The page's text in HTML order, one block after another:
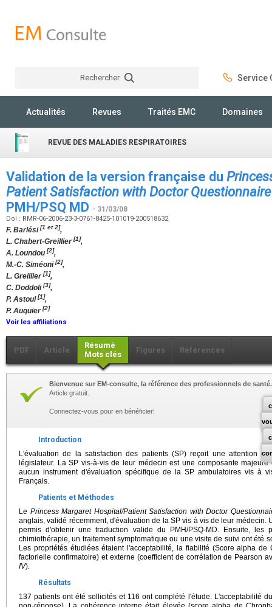
Rechercher Service
Actualités Revues Traités EMC Domaines
REVUE DES MALADIES RESPIRATOIRES
Validation de la version française du
Patient Satisfaction with Doctor Questionnaire
PMH/PSQ MD - 31/03/08
Doi : RMR-06-2006-23-3-0761-8425-101019-200518632
F. Barlési[1 et 2],
L. Chabert-Greillier[1],
A. Loundou [2],
M.-C. Siméoni[2],
L. Greillier[1],
C. Doddoli[3],
P. Astoul[1],
P. Auquier[2]
Voir les affiliations
PDF Article
Résumé
Mots clés
Figures Références
Bienvenue sur EM-consulte, la référence des professionnels de santé.
Article gratuit.
Connectez-vous pour en bénéficier!
Introduction
L'évaluation de la satisfaction des patients (SP) reçoit une attention
législateur. La SP vis-à-vis de leur médecin est une composante
aucun instrument d'évaluation spécifique de la SP ambulatoires vis à
Français.
Patients et Méthodes
Le Princess Margaret Hospital/Patient Satisfaction with Doctor
anglais, validé récemment, d'évaluation de la SP vis à vis de leur médecin.
permis d'obtenir une traduction valide du PMH/PSQ-MD. Ensuite, les
chimiothérapie, un traitement symptomatique ou une visite de suivi ont été
Les propriétés étudiées étaient l'acceptabilité, la fiabilité (Score alpha
factorielle confirmatoire) et externe (coefficient de corrélation de Pearson
IV).
Résultats
137 patients ont été sollicités et 116 ont complété l'étude. L'acceptabilité